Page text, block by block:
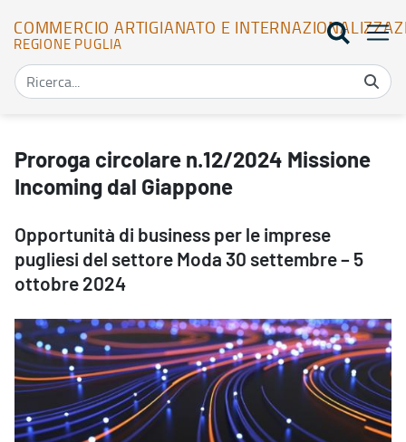
COMMERCIO ARTIGIANATO E
REGIONE PUGLIA
Proroga circolare n.12/2024 Missione
Incoming dal Giappone
Opportunità di business per le imprese
pugliesi del settore Moda 30 settembre – 5
ottobre 2024